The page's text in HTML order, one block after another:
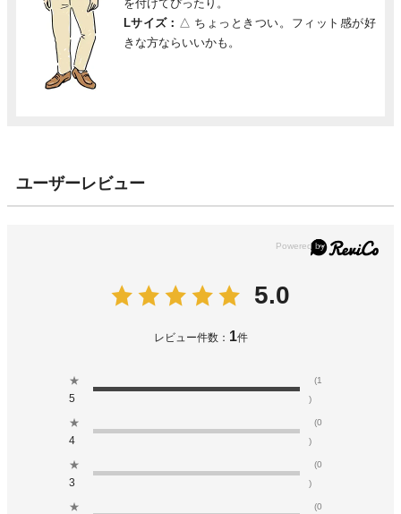
を付けてぴったり。
Lサイズ： △ ちょっときつい。フィット感が好
きな方ならいいかも。
ユーザーレビュー
5.0
レビュー件数： 1件
★
5
(1
)
★
4
(0
)
★
3
(0
)
★
(0